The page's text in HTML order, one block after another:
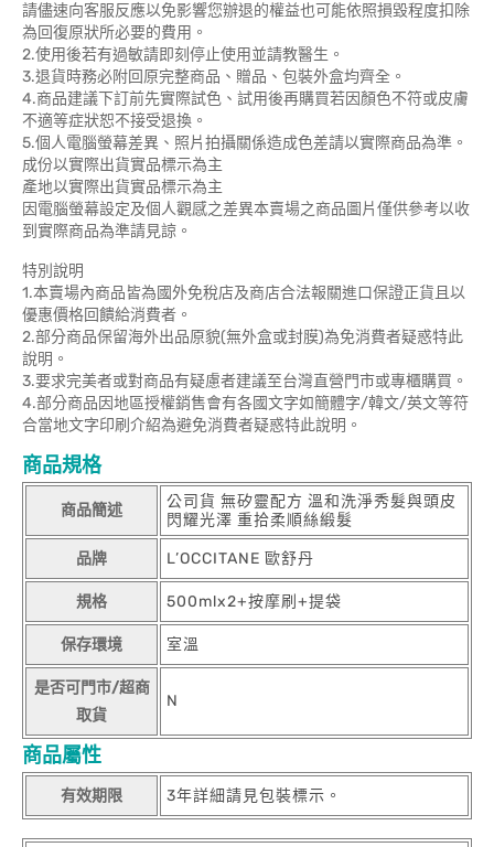
請儘速向客服反應以免影響您辦退的權益也可能依照損毀程度扣除
為回復原狀所必要的費用。
2.使用後若有過敏請即刻停止使用並請教醫生。
3.退貨時務必附回原完整商品、贈品、包裝外盒均齊全。
4.商品建議下訂前先實際試色、試用後再購買若因顏色不符或皮膚
不適等症狀恕不接受退換。
5.個人電腦螢幕差異、照片拍攝關係造成色差請以實際商品為準。
成份以實際出貨實品標示為主
產地以實際出貨實品標示為主
因電腦螢幕設定及個人觀感之差異本賣場之商品圖片僅供參考以收
到實際商品為準請見諒。
特別說明
1.本賣場內商品皆為國外免稅店及商店合法報關進口保證正貨且以
優惠價格回饋給消費者。
2.部分商品保留海外出品原貌(無外盒或封膜)為免消費者疑惑特此
說明。
3.要求完美者或對商品有疑慮者建議至台灣直營門市或專櫃購買。
4.部分商品因地區授權銷售會有各國文字如簡體字/韓文/英文等符
合當地文字印刷介紹為避免消費者疑惑特此說明。
商品規格
商品簡述
公司貨 無矽靈配方 溫和洗淨秀髮與頭皮
閃耀光澤 重拾柔順絲緞髮
品牌 L’OCCITANE 歐舒丹
規格 500mlx2+按摩刷+提袋
保存環境 室溫
是否可門市/超商
取貨
N
商品屬性
有效期限 3年詳細請見包裝標示。